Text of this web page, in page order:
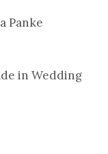
Panke
in Wedding